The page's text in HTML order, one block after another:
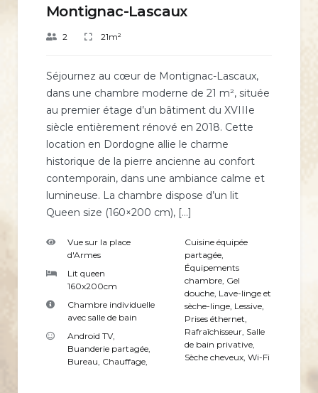
Montignac-Lascaux
2 21m²
Séjournez au cœur de Montignac-Lascaux,
dans une chambre moderne de 21 m², située
au premier étage d’un bâtiment du XVIIIe
siècle entièrement rénové en 2018. Cette
location en Dordogne allie le charme
historique de la pierre ancienne au confort
contemporain, dans une ambiance calme et
lumineuse. La chambre dispose d’un lit
Queen size (160×200 cm), […]
Vue sur la place
d'Armes
Lit queen
160x200cm
Chambre individuelle
avec salle de bain
Android TV,
Buanderie partagée,
Bureau, Chauffage,
Cuisine équipée
partagée,
Équipements
chambre, Gel
douche, Lave-linge et
sèche-linge, Lessive,
Prises éthernet,
Rafraîchisseur, Salle
de bain privative,
Sèche cheveux, Wi-Fi